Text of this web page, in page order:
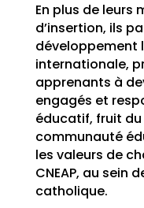
En plus de leurs
d’insertion, ils
développement
internationale,
apprenants à
engagés et
éducatif, fruit
communauté
les valeurs de
CNEAP, au sein
catholique.